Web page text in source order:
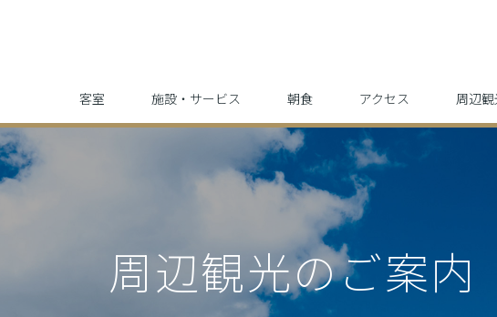
客室 施設・サービス 朝食 アクセス 周辺
周辺観光のご案内